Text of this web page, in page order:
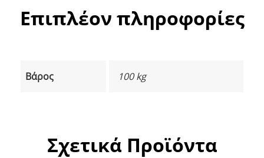
Επιπλέον πληροφορίες
Βάρος 100 kg
Σχετικά Προϊόντα